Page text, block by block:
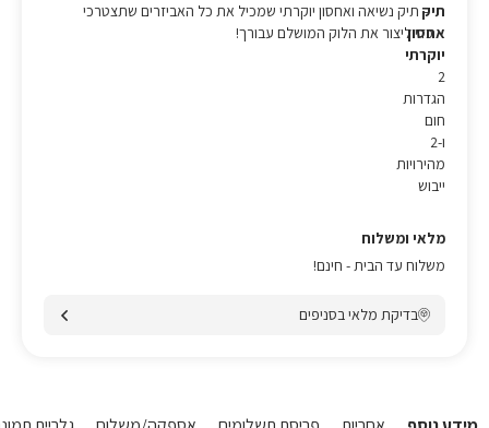
תיק
אחסון
יוקרתי
– תיק נשיאה ואחסון יוקרתי שמכיל את כל האביזרים שתצטרכי
כדי ליצור את הלוק המושלם עבורך!
2
הגדרות
חום
ו-2
מהירויות
ייבוש
מלאי ומשלוח
משלוח עד הבית - חינם!
בדיקת מלאי בסניפים